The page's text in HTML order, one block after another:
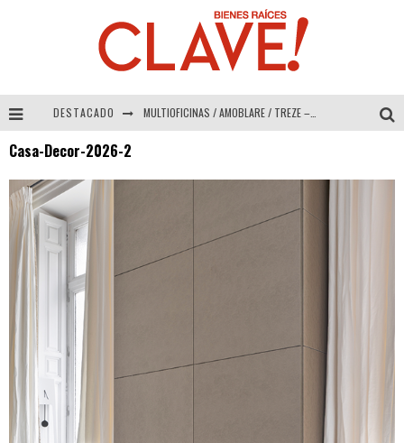
DESTACADO MULTIOFICINAS / AMOBLARE / TREZE – Especial Interiorismo & Decoración 2026
COLINEAL – Especial Interiorismo & Decoración 2026
Casa-Decor-2026-2